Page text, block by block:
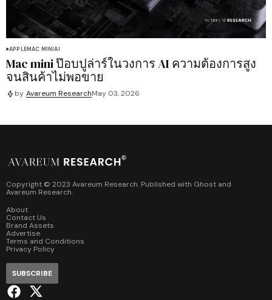
APPLEMAC MINIAI
Mac mini ป๊อบปูล่าร์ในวงการ AI ความต้องการสูง
จนสินค้าไม่พอขาย
by Avareum ResearchMay 03, 2026
Copyright © 2023 Avareum Research. Published with Ghost and
Avareum Research.
About
Contact Us
Brand Assets
Advertise
Terms and Conditions
Privacy Policy
SUBSCRIBE